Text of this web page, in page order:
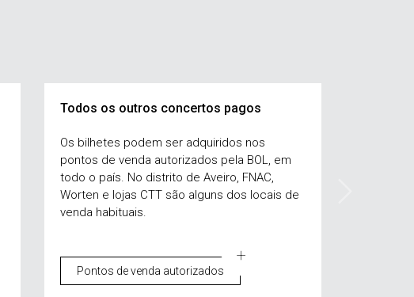
Todos os outros concertos pagos
Os bilhetes podem ser adquiridos nos
pontos de venda autorizados pela BOL, em
todo o país. No distrito de Aveiro, FNAC,
Worten e lojas CTT são alguns dos locais de
venda habituais.
Pontos de venda autorizados